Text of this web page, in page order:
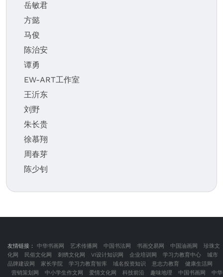
岳敏君
方懿
马俊
陈治安
谭勇
EW-ART工作室
王沂东
刘野
朱长贵
徐慕翔
周春芽
陈少钊
友情链接： 中华书画网 艺术传播网 中国书法网 书画交易网 中国油画网
珍珠文
化网
民俗文化网 刺绣文化网 VI设计知识网 企业培训网 学习力教育中心
城市
品牌建设网
家长学院 学习力教育智库 域名投资知识 意志力教育
健康生活网
营销策划网
中小学生作文网 爱情文化网 科技前沿 趣味地理 中国书画网 中华